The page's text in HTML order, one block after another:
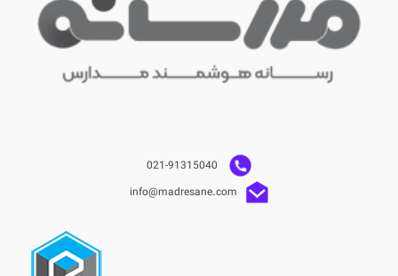
info@madresane.com